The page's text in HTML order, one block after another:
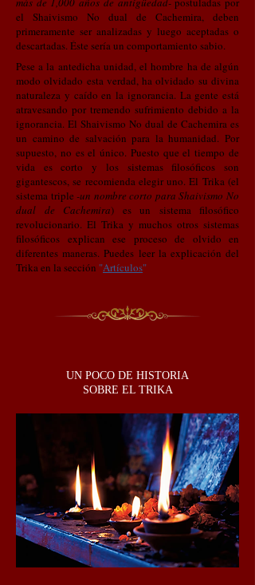
el Shaivismo No dual de Cachemira, deben
primeramente ser analizadas y luego aceptadas o
descartadas. Éste sería un comportamiento sabio.
Pese a la antedicha unidad, el hombre ha de algún
modo olvidado esta verdad, ha olvidado su divina
naturaleza y caído en la ignorancia. La gente está
atravesando por tremendo sufrimiento debido a la
ignorancia. El Shaivismo No dual de Cachemira es
un camino de salvación para la humanidad. Por
supuesto, no es el único. Puesto que el tiempo de
vida es corto y los sistemas filosóficos son
gigantescos, se recomienda elegir uno. El Trika (el
sistema triple-un nombre corto para Shaivismo No
dual de Cachemira) es un sistema filosófico
revolucionario. El Trika y muchos otros sistemas
filosóficos explican ese proceso de olvido en
diferentes maneras. Puedes leer la explicación del
Trika en la sección "Artículos"
UN POCO DE HISTORIA
SOBRE EL TRIKA